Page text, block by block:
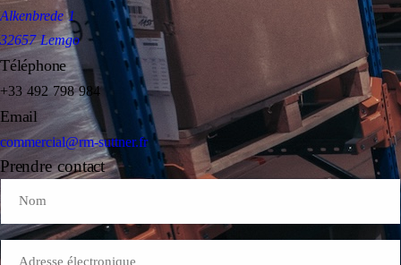
Alkenbrede 1
32657 Lemgo
Téléphone
+33 492 798 984
Email
commercial@rm-suttner.fr
Prendre contact